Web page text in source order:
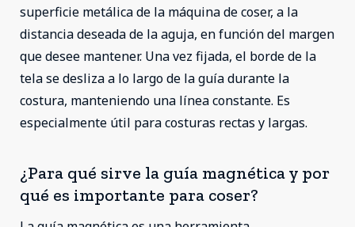
superficie metálica de la máquina de coser, a la
distancia deseada de la aguja, en función del margen
que desee mantener. Una vez fijada, el borde de la
tela se desliza a lo largo de la guía durante la
costura, manteniendo una línea constante. Es
especialmente útil para costuras rectas y largas.
¿Para qué sirve la guía magnética y por
qué es importante para coser?